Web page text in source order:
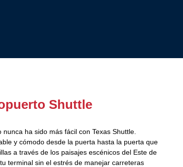
Shuttle
ha sido más fácil con Texas Shuttle.
y cómodo desde la puerta hasta la puerta que
a través de los paisajes escénicos del Este de
terminal sin el estrés de manejar carreteras